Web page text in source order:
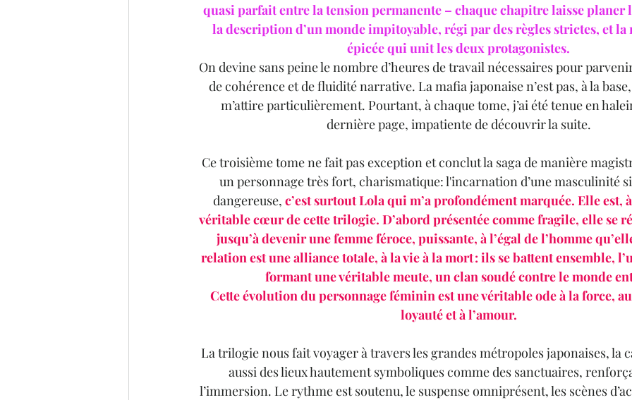
quasi parfait entre la tension permanente – chaque chapitre laisse planer
la description d’un monde impitoyable, régi par des règles strictes, et la
épicée qui unit les deux protagonistes.
On devine sans peine le nombre d’heures de travail nécessaires pour
de cohérence et de fluidité narrative. La mafia japonaise n’est pas, à la
m’attire particulièrement. Pourtant, à chaque tome, j’ai été tenue en
dernière page, impatiente de découvrir la suite.
Ce troisième tome ne fait pas exception et conclut la saga de manière
un personnage très fort, charismatique: l'incarnation d’une masculinité
dangereuse, c’est surtout Lola qui m’a profondément marquée. Elle est,
véritable cœur de cette trilogie. D’abord présentée comme fragile, elle se
jusqu’à devenir une femme féroce, puissante, à l’égal de l’homme
relation est une alliance totale, à la vie à la mort : ils se battent ensemble,
formant une véritable meute, un clan soudé contre le monde
Cette évolution du personnage féminin est une véritable ode à la force,
loyauté et à l’amour.
La trilogie nous fait voyager à travers les grandes métropoles japonaises, la
aussi des lieux hautement symboliques comme des sanctuaires,
l’immersion. Le rythme est soutenu, le suspense omniprésent, les scènes